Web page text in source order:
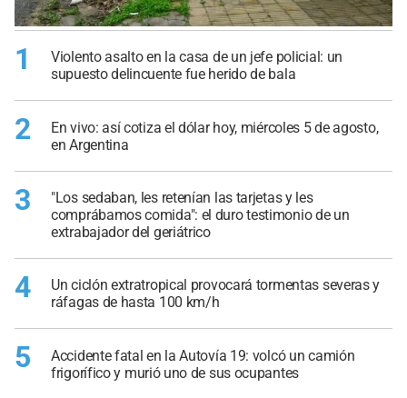
1
Violento asalto en la casa de un jefe policial: un
supuesto delincuente fue herido de bala
2
En vivo: así cotiza el dólar hoy, miércoles 5 de agosto,
en Argentina
3
"Los sedaban, les retenían las tarjetas y les
comprábamos comida": el duro testimonio de un
extrabajador del geriátrico
4
Un ciclón extratropical provocará tormentas severas y
ráfagas de hasta 100 km/h
5
Accidente fatal en la Autovía 19: volcó un camión
frigorífico y murió uno de sus ocupantes